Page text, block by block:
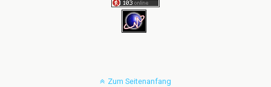
Zum Seitenanfang